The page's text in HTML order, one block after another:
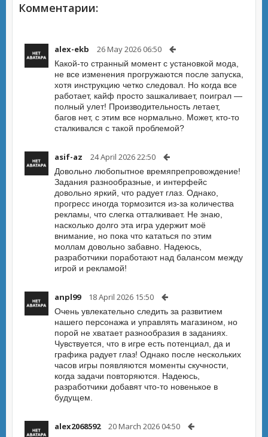
Комментарии:
alex-ekb 26 May 2026 06:50
Какой-то странный момент с установкой мода,
не все изменения прогружаются после запуска,
хотя инструкцию четко следовал. Но когда все
работает, кайф просто зашкаливает, поиграл —
полный улет! Производительность летает,
багов нет, с этим все нормально. Может, кто-то
сталкивался с такой проблемой?
asif-az 24 April 2026 22:50
Довольно любопытное времяпрепровождение!
Задания разнообразные, и интерфейс
довольно яркий, что радует глаз. Однако,
прогресс иногда тормозится из-за количества
рекламы, что слегка отталкивает. Не знаю,
насколько долго эта игра удержит моё
внимание, но пока что кататься по этим
моллам довольно забавно. Надеюсь,
разработчики поработают над балансом между
игрой и рекламой!
anpl99 18 April 2026 15:50
Очень увлекательно следить за развитием
нашего персонажа и управлять магазином, но
порой не хватает разнообразия в заданиях.
Чувствуется, что в игре есть потенциал, да и
графика радует глаз! Однако после нескольких
часов игры появляются моменты скучности,
когда задачи повторяются. Надеюсь,
разработчики добавят что-то новенькое в
будущем.
alex2068592 20 March 2026 04:50